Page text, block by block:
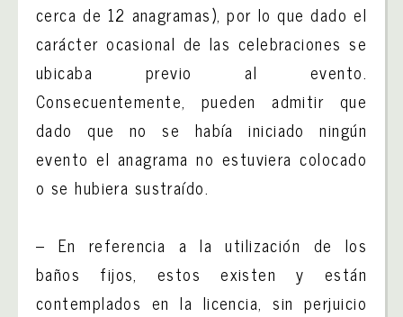
cerca de 12 anagramas), por lo que dado el
carácter ocasional de las celebraciones se
ubicaba previo al evento.
Consecuentemente, pueden admitir que
dado que no se había iniciado ningún
evento el anagrama no estuviera colocado
o se hubiera sustraído.
– En referencia a la utilización de los
baños fijos, estos existen y están
contemplados en la licencia, sin perjuicio